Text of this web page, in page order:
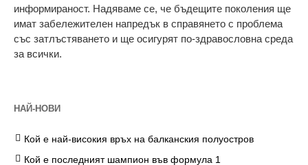
информираност. Надяваме се, че бъдещите поколения ще
имат забележителен напредък в справянето с проблема
със затлъстяването и ще осигурят по-здравословна среда
за всички.
НАЙ-НОВИ
Кой е най-високия връх на балканския полуостров
Кой е последният шампион във формула 1